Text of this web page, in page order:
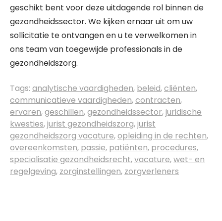
geschikt bent voor deze uitdagende rol binnen de
gezondheidssector. We kijken ernaar uit om uw
sollicitatie te ontvangen en u te verwelkomen in
ons team van toegewijde professionals in de
gezondheidszorg.
Tags: analytische vaardigheden, beleid,cliënten,
communicatieve vaardigheden,contracten,
ervaren,geschillen,gezondheidssector,juridische
kwesties,jurist gezondheidszorg,jurist
gezondheidszorg vacature,opleiding in de rechten,
overeenkomsten, passie, patiënten, procedures,
specialisatie gezondheidsrecht,vacature,wet- en
regelgeving, zorginstellingen, zorgverleners